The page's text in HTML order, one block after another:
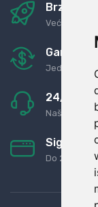
Brza i
Već za
24/7
Naši agenti
Sigurno
Do 24 rata